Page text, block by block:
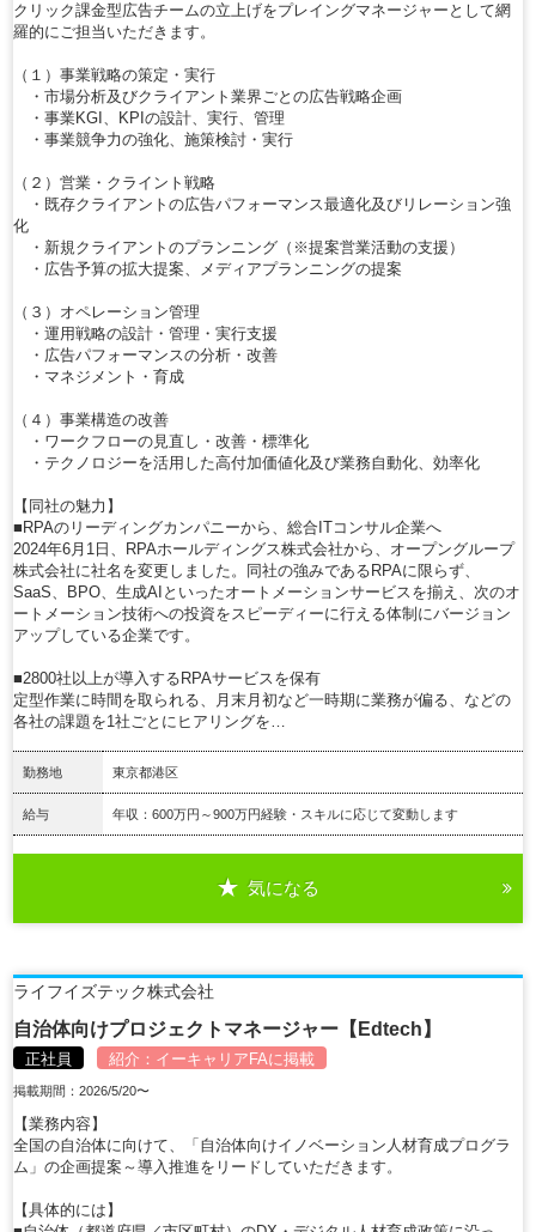
クリック課金型広告チームの立上げをプレイングマネージャーとして網
羅的にご担当いただきます。
（１）事業戦略の策定・実行
・市場分析及びクライアント業界ごとの広告戦略企画
・事業KGI、KPIの設計、実行、管理
・事業競争力の強化、施策検討・実行
（２）営業・クライント戦略
・既存クライアントの広告パフォーマンス最適化及びリレーション強
化
・新規クライアントのプランニング（※提案営業活動の支援）
・広告予算の拡大提案、メディアプランニングの提案
（３）オペレーション管理
・運用戦略の設計・管理・実行支援
・広告パフォーマンスの分析・改善
・マネジメント・育成
（４）事業構造の改善
・ワークフローの見直し・改善・標準化
・テクノロジーを活用した高付加価値化及び業務自動化、効率化
【同社の魅力】
■RPAのリーディングカンパニーから、総合ITコンサル企業へ
2024年6月1日、RPAホールディングス株式会社から、オープングループ
株式会社に社名を変更しました。同社の強みであるRPAに限らず、
SaaS、BPO、生成AIといったオートメーションサービスを揃え、次のオ
ートメーション技術への投資をスピーディーに行える体制にバージョン
アップしている企業です。
■2800社以上が導入するRPAサービスを保有
定型作業に時間を取られる、月末月初など一時期に業務が偏る、などの
各社の課題を1社ごとにヒアリングを…
勤務地 東京都港区
給与 年収：600万円～900万円経験・スキルに応じて変動します
気になる
ライフイズテック株式会社
自治体向けプロジェクトマネージャー【Edtech】
正社員 紹介： イーキャリアFAに掲載
掲載期間：2026/5/20〜
【業務内容】
全国の自治体に向けて、「自治体向けイノベーション人材育成プログラ
ム」の企画提案～導入推進をリードしていただきます。
【具体的には】